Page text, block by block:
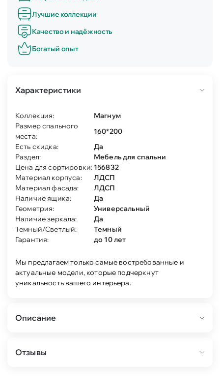
Лучшие коллекции
Качество и надёжность
Богатый опыт
Характеристики
Коллекция:
Магнум
Размер спального
места:
160*200
Есть скидка:
Да
Раздел:
Мебель для спальни
Цена для сортировки: 156832
Материал корпуса:
ЛДСП
Материал фасада:
ЛДСП
Наличие ящика:
Да
Геометрия:
Универсальный
Наличие зеркала:
Да
Темный/Светлый:
Темный
Гарантия:
до 10 лет
Мы предлагаем только самые востребованные и
актуальные модели, которые подчеркнут
уникальность вашего интерьера.
Описание
кровать 160*200 Магнум (дуб бунратти) 1шт.
Отзывы